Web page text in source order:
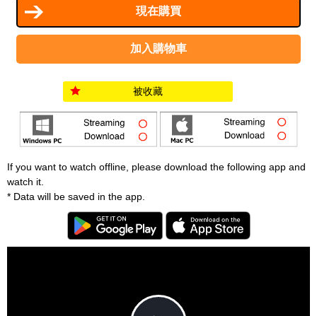
被收藏
If you want to watch offline, please download the following app and
watch it.
* Data will be saved in the app.